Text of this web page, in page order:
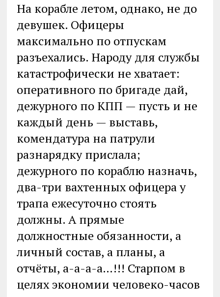
На корабле летом, однако, не до
девушек. Офицеры
максимально по отпускам
разъехались. Народу для службы
катастрофически не хватает:
оперативного по бригаде дай,
дежурного по КПП — пусть и не
каждый день — выставь,
комендатура на патрули
разнарядку прислала;
дежурного по кораблю назначь,
два-три вахтенных офицера у
трапа ежесуточно стоять
должны. А прямые
должностные обязанности, а
личный состав, а планы, а
отчёты, а-а-а-а…!!! Старпом в
целях экономии человеко-часов